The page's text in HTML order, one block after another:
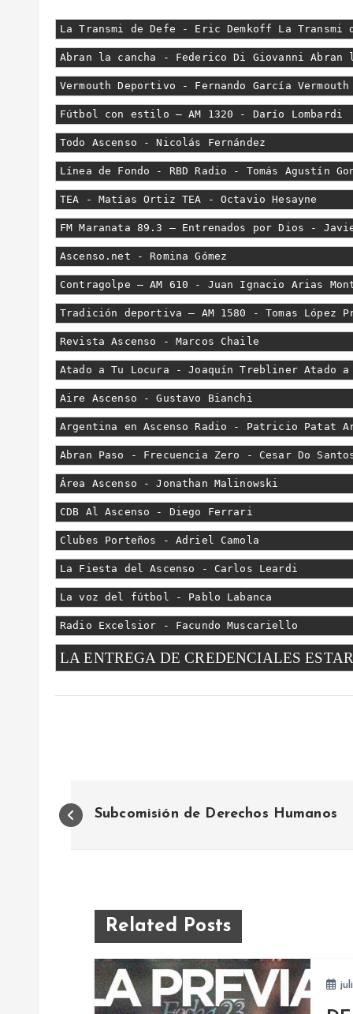
La Transmi de Defe - Eric Demkoff La
Abran la cancha - Federico Di Giovanni Abran
Vermouth Deportivo - Fernando García
Fútbol con estilo – AM 1320 - Darío Lombardi
Todo Ascenso - Nicolás Fernández
Línea de Fondo - RBD Radio - Tomás Agustín
TEA - Matías Ortiz TEA - Octavio Hesayne
FM Maranata 89.3 – Entrenados por Dios -
Ascenso.net - Romina Gómez
Contragolpe – AM 610 - Juan Ignacio Arias
Tradición deportiva – AM 1580 - Tomas López
Revista Ascenso - Marcos Chaile
Atado a Tu Locura - Joaquín Trebliner Atado a
Aire Ascenso - Gustavo Bianchi
Argentina en Ascenso Radio - Patricio Patat
Abran Paso - Frecuencia Zero - Cesar Do
Área Ascenso - Jonathan Malinowski
CDB Al Ascenso - Diego Ferrari
Clubes Porteños - Adriel Camola
La Fiesta del Ascenso - Carlos Leardi
La voz del fútbol - Pablo Labanca
Radio Excelsior - Facundo Muscariello
LA ENTREGA DE CREDENCIALES
N
Subcomisión de Derechos Humanos
Related Posts